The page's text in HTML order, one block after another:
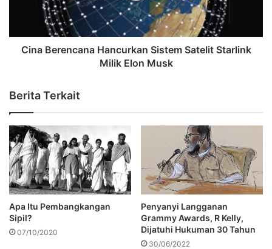
Cina Berencana Hancurkan Sistem Satelit Starlink
Milik Elon Musk
Berita Terkait
Apa Itu Pembangkangan
Sipil?
07/10/2020
Penyanyi Langganan
Grammy Awards, R Kelly,
Dijatuhi Hukuman 30 Tahun
30/06/2022